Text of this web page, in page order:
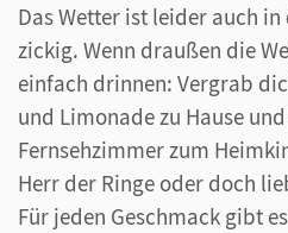
Das Wetter ist leider auch
zickig. Wenn draußen die
einfach drinnen: Vergrab
und Limonade zu Hause
Fernsehzimmer zum
Herr der Ringe oder doch
Für jeden Geschmack gibt